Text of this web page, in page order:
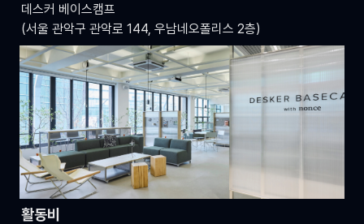
데스커 베이스캠프
(서울 관악구 관악로 144, 우남네오폴리스 2층)
활동비